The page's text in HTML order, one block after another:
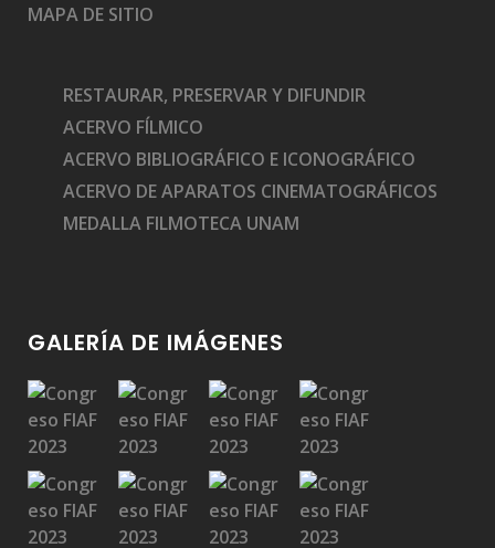
MAPA DE SITIO
RESTAURAR, PRESERVAR Y DIFUNDIR
ACERVO FÍLMICO
ACERVO BIBLIOGRÁFICO E ICONOGRÁFICO
ACERVO DE APARATOS CINEMATOGRÁFICOS
MEDALLA FILMOTECA UNAM
GALERÍA DE IMÁGENES